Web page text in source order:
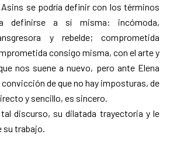
Asins se podría definir con los términos
definirse a sí misma: incómoda,
y rebelde; comprometida
consigo misma, con el arte y
nos suene a nuevo, pero ante Elena
de que no hay imposturas, de
y sencillo, es sincero.
discurso, su dilatada trayectoria y le
su trabajo.